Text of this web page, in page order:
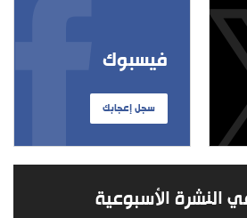
فيسبوك
سجل إعجابك
النشرة الأسبوعية